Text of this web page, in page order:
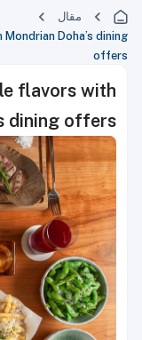
مقال
Doha’s dining
offers
flavors with
dining offers